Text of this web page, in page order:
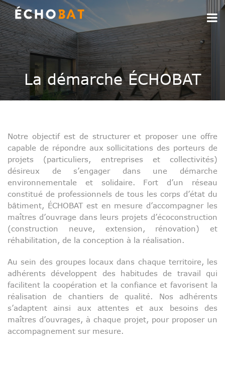
La démarche ÉCHOBAT
Notre objectif est de structurer et proposer une offre
capable de répondre aux sollicitations des porteurs de
projets (particuliers, entreprises et collectivités)
désireux de s’engager dans une démarche
environnementale et solidaire. Fort d’un réseau
constitué de professionnels de tous les corps d’état du
bâtiment, ÉCHOBAT est en mesure d’accompagner les
maîtres d’ouvrage dans leurs projets d’écoconstruction
(construction neuve, extension, rénovation) et
réhabilitation, de la conception à la réalisation.
Au sein des groupes locaux dans chaque territoire, les
adhérents développent des habitudes de travail qui
facilitent la coopération et la confiance et favorisent la
réalisation de chantiers de qualité. Nos adhérents
s’adaptent ainsi aux attentes et aux besoins des
maîtres d’ouvrages, à chaque projet, pour proposer un
accompagnement sur mesure.